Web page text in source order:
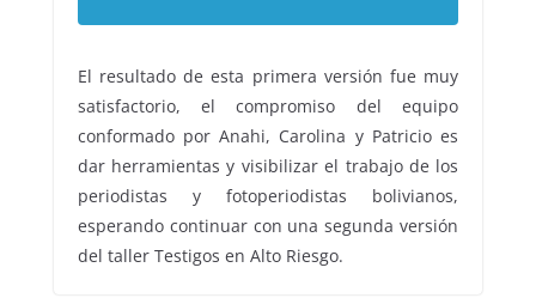
El resultado de esta primera versión fue muy
satisfactorio, el compromiso del equipo
conformado por Anahi, Carolina y Patricio es
dar herramientas y visibilizar el trabajo de los
periodistas y fotoperiodistas bolivianos,
esperando continuar con una segunda versión
del taller Testigos en Alto Riesgo.